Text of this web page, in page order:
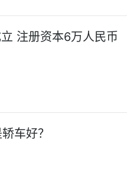
注册资本6万人民币
车好？